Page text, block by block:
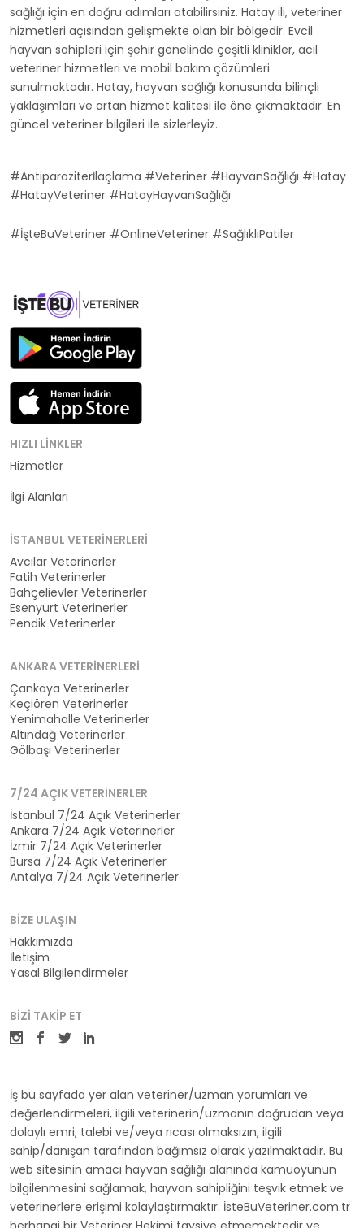
sağlığı için en doğru adımları atabilirsiniz. Hatay ili, veteriner
hizmetleri açısından gelişmekte olan bir bölgedir. Evcil
hayvan sahipleri için şehir genelinde çeşitli klinikler, acil
veteriner hizmetleri ve mobil bakım çözümleri
sunulmaktadır. Hatay, hayvan sağlığı konusunda bilinçli
yaklaşımları ve artan hizmet kalitesi ile öne çıkmaktadır. En
güncel veteriner bilgileri ile sizlerleyiz.
#Antiparaziterİlaçlama #Veteriner #HayvanSağlığı #Hatay
#HatayVeteriner #HatayHayvanSağlığı
#İşteBuVeteriner #OnlineVeteriner #SağlıklıPatiler
HIZLI LINKLER
Hizmetler
İlgi Alanları
İSTANBUL VETERINERLERI
Avcılar Veterinerler
Fatih Veterinerler
Bahçelievler Veterinerler
Esenyurt Veterinerler
Pendik Veterinerler
ANKARA VETERINERLERI
Çankaya Veterinerler
Keçiören Veterinerler
Yenimahalle Veterinerler
Altındağ Veterinerler
Gölbaşı Veterinerler
7/24 AÇIK VETERINERLER
İstanbul 7/24 Açık Veterinerler
Ankara 7/24 Açık Veterinerler
İzmir 7/24 Açık Veterinerler
Bursa 7/24 Açık Veterinerler
Antalya 7/24 Açık Veterinerler
BIZE ULAŞIN
Hakkımızda
İletişim
Yasal Bilgilendirmeler
BIZI TAKIP ET
İş bu sayfada yer alan veteriner/uzman yorumları ve
değerlendirmeleri, ilgili veterinerin/uzmanın doğrudan veya
dolaylı emri, talebi ve/veya ricası olmaksızın, ilgili
sahip/danışan tarafından bağımsız olarak yazılmaktadır. Bu
web sitesinin amacı hayvan sağlığı alanında kamuoyunun
bilgilenmesini sağlamak, hayvan sahipliğini teşvik etmek ve
veterinerlere erişimi kolaylaştırmaktır. İsteBuVeteriner.com.tr